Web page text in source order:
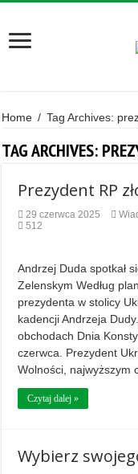
Home / Tag Archives:
TAG ARCHIVES:
Prezydent RP
29 czerwca 2025
512
Andrzej Duda spotkał
Zelenskym Według
prezydenta w stolicy
kadencji Andrzeja
obchodach Dnia
czerwca. Prezydent
Wolności, najwyższym
Czytaj dalej »
Wybierz